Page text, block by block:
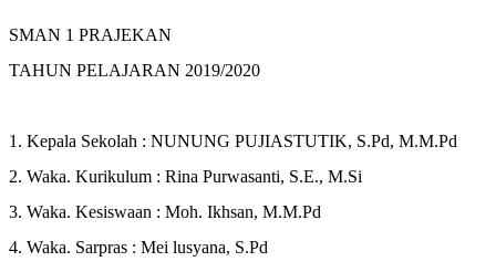
SMAN 1 PRAJEKAN
TAHUN PELAJARAN 2019/2020
1. Kepala Sekolah : NUNUNG PUJIASTUTIK, S.Pd, M.M.Pd
2. Waka. Kurikulum : Rina Purwasanti, S.E., M.Si
3. Waka. Kesiswaan : Moh. Ikhsan, M.M.Pd
4. Waka. Sarpras : Mei lusyana, S.Pd